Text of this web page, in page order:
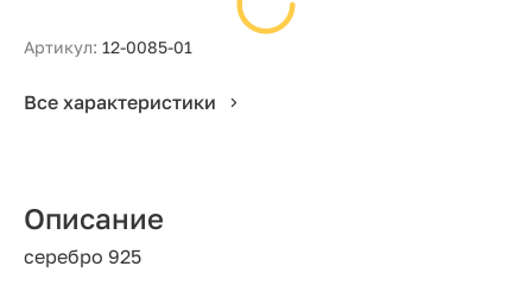
Артикул: 12-0085-01
Все характеристики
Описание
серебро 925